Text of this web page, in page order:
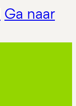
Ga naar